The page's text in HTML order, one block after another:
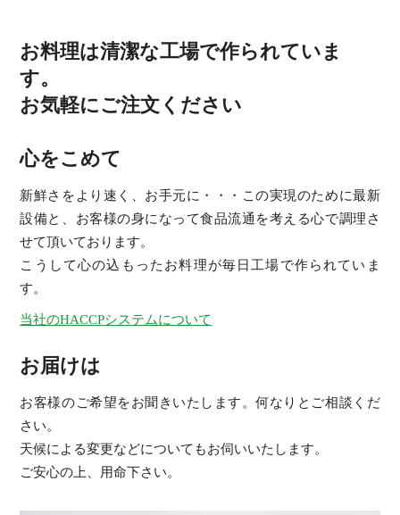
お料理は清潔な工場で作られていま
す。
お気軽にご注文ください
心をこめて
新鮮さをより速く、お手元に・・・この実現のために最新
設備と、お客様の身になって食品流通を考える心で調理さ
せて頂いております。
こうして心の込もったお料理が毎日工場で作られていま
す。
当社のHACCPシステムについて
お届けは
お客様のご希望をお聞きいたします。何なりとご相談くだ
さい。
天候による変更などについてもお伺いいたします。
ご安心の上、用命下さい。